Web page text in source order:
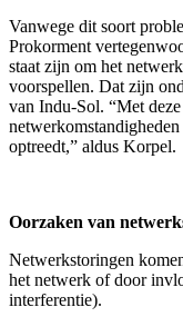
Vanwege dit soort
Prokorment
staat zijn om het
voorspellen. Dat zijn
van Indu-Sol. “Met
optreedt,” aldus Korpel.
Oorzaken van
Netwerkstoringen
het netwerk of door
interferentie).